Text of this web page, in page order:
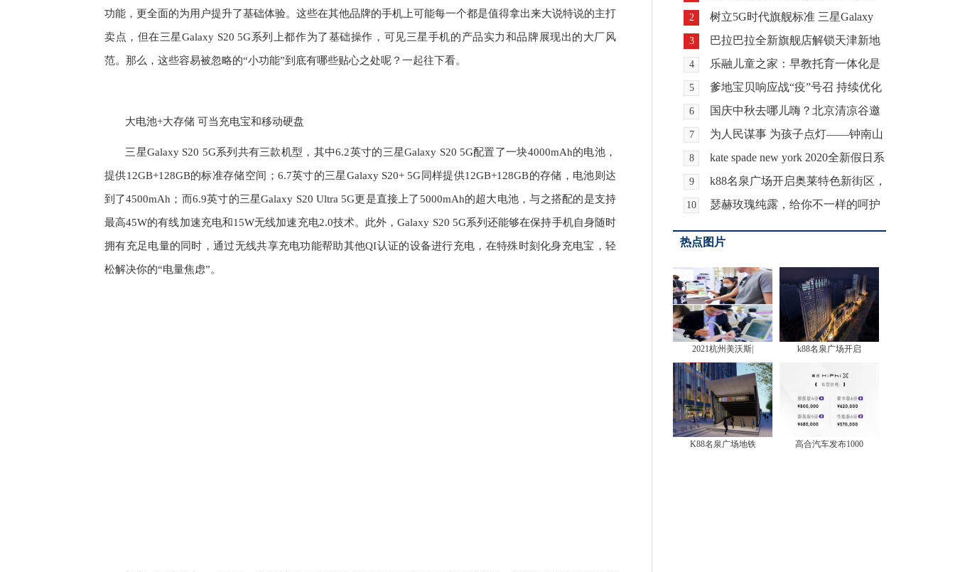
功能，更全面的为用户提升了基础体验。这些在其他品牌的手机上可能每一个都是值得拿出来大说特说的主打
卖点，但在三星Galaxy S20 5G系列上都作为了基础操作，可见三星手机的产品实力和品牌展现出的大厂风
范。那么，这些容易被忽略的“小功能”到底有哪些贴心之处呢？一起往下看。
大电池+大存储 可当充电宝和移动硬盘
三星Galaxy S20 5G系列共有三款机型，其中6.2英寸的三星Galaxy S20 5G配置了一块4000mAh的电池，
提供12GB+128GB的标准存储空间；6.7英寸的三星Galaxy S20+ 5G同样提供12GB+128GB的存储，电池则达
到了4500mAh；而6.9英寸的三星Galaxy S20 Ultra 5G更是直接上了5000mAh的超大电池，与之搭配的是支持
最高45W的有线加速充电和15W无线加速充电2.0技术。此外，Galaxy S20 5G系列还能够在保持手机自身随时
拥有充足电量的同时，通过无线共享充电功能帮助其他QI认证的设备进行充电，在特殊时刻化身充电宝，轻
松解决你的“电量焦虑”。
易全球铸造数字交
2
树立5G时代旗舰标准 三星Galaxy
S20系列正式登陆
3
巴拉巴拉全新旗舰店解锁天津新地
标，看童装品牌老
4
乐融儿童之家：早教托育一体化是
必然的趋势
5
爹地宝贝响应战“疫”号召 持续优化
产能
6
国庆中秋去哪儿嗨？北京清凉谷邀
你玩！
7
为人民谋事 为孩子点灯——钟南山
院士创新公益纪
8
kate spade new york 2020全新假日系
列广告大片
9
k88名泉广场开启奥莱特色新街区，
享受高品质精致
10 瑟赫玫瑰纯露，给你不一样的呵护
热点图片
2021杭州美沃斯| k88名泉广场开启
K88名泉广场地铁 高合汽车发布1000